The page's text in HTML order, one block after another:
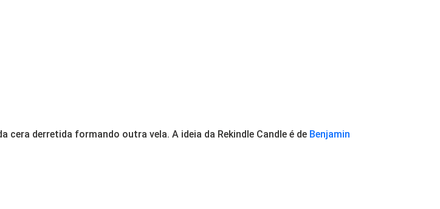
cera derretida formando outra vela. A ideia da Rekindle Candle é de Benjamin